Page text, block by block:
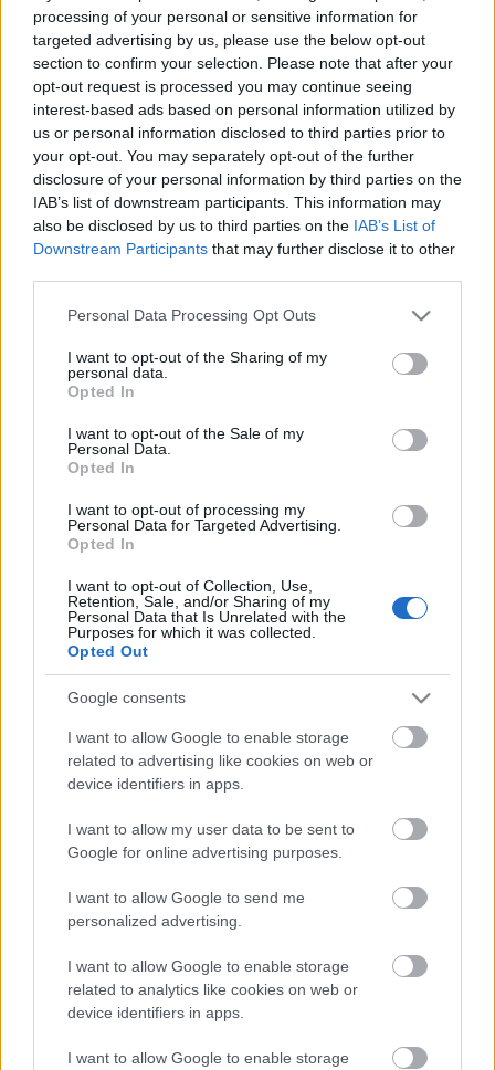
processing of your personal or sensitive information for
targeted advertising by us, please use the below opt-out
section to confirm your selection. Please note that after your
opt-out request is processed you may continue seeing
interest-based ads based on personal information utilized by
us or personal information disclosed to third parties prior to
your opt-out. You may separately opt-out of the further
disclosure of your personal information by third parties on the
IAB’s list of downstream participants. This information may
also be disclosed by us to third parties on the IAB’s List of
Downstream Participants that may further disclose it to other
Please note that this website/app uses one or more Google
not limited to your visit or usage behaviour. You may click to
grant or deny consent to Google and its third-party tags to
use your data for below specified purposes in below Google
consent section.
Personal Data Processing Opt Outs
I want to opt-out of the Sharing of my
personal data.
Opted In
I want to opt-out of the Sale of my
Personal Data.
Opted In
I want to opt-out of processing my
Personal Data for Targeted Advertising.
Opted In
I want to opt-out of Collection, Use,
Retention, Sale, and/or Sharing of my
Personal Data that Is Unrelated with the
Purposes for which it was collected.
Opted Out
Google consents
I want to allow Google to enable storage
related to advertising like cookies on web or
device identifiers in apps.
I want to allow my user data to be sent to
Google for online advertising purposes.
I want to allow Google to send me
personalized advertising.
I want to allow Google to enable storage
related to analytics like cookies on web or
device identifiers in apps.
I want to allow Google to enable storage
LEGFRISSEBB
Országos hírek
Megérkezett az eső a Duna vízgyűjtőjére
Aktuális
Paks II.: Mit jelent az 5. blokk új
árnyékában?
másodfokúra csökken a riasztás
HIRDETÉS
Paks II.: Mit jelent az 5. blokk új
mérföldköve a felülvizsgálat
árnyékában?
Fontos a postaládákba költöző
széncinegék védelme